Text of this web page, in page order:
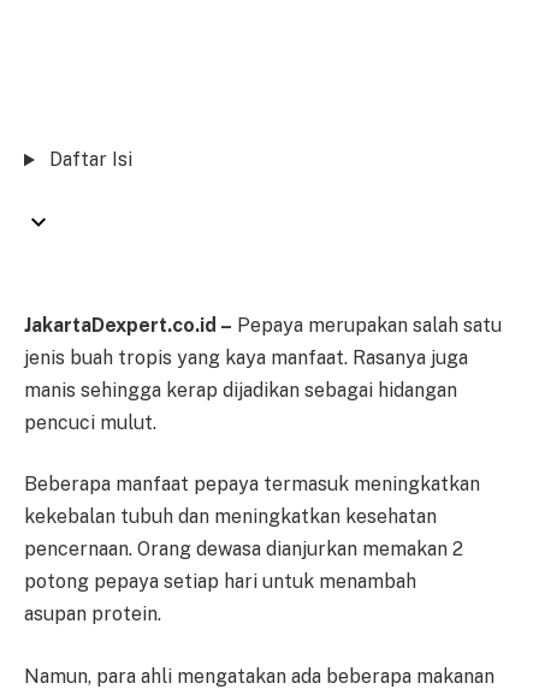
Daftar Isi
JakartaDexpert.co.id – Pepaya merupakan salah satu
jenis buah tropis yang kaya manfaat. Rasanya juga
manis sehingga kerap dijadikan sebagai hidangan
pencuci mulut.
Beberapa manfaat pepaya termasuk meningkatkan
kekebalan tubuh dan meningkatkan kesehatan
pencernaan. Orang dewasa dianjurkan memakan 2
potong pepaya setiap hari untuk menambah
asupan protein.
Namun, para ahli mengatakan ada beberapa makanan